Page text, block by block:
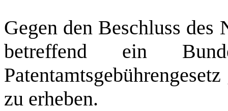
Gegen den Beschluss
betreffend ein
zu erheben.